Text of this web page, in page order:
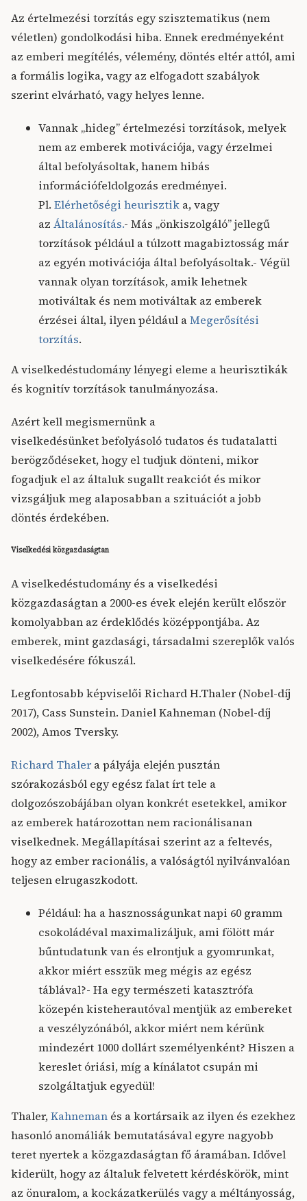
Az értelmezési torzítás egy szisztematikus (nem
véletlen) gondolkodási hiba. Ennek eredményeként
az emberi megítélés, vélemény, döntés eltér attól, ami
a formális logika, vagy az elfogadott szabályok
szerint elvárható, vagy helyes lenne.
Vannak „hideg” értelmezési torzítások, melyek
nem az emberek motivációja, vagy érzelmei
által befolyásoltak, hanem hibás
információfeldolgozás eredményei.
Pl. Elérhetőségi heurisztik a, vagy
az Általánosítás.- Más „önkiszolgáló” jellegű
torzítások például a túlzott magabiztosság már
az egyén motivációja által befolyásoltak.- Végül
vannak olyan torzítások, amik lehetnek
motiváltak és nem motiváltak az emberek
érzései által, ilyen például aMegerősítési
torzítás.
A viselkedéstudomány lényegi eleme a heurisztikák
és kognitív torzítások tanulmányozása.
Azért kell megismernünk a
viselkedésünket befolyásoló tudatos és tudatalatti
berögződéseket, hogy el tudjuk dönteni, mikor
fogadjuk el az általuk sugallt reakciót és mikor
vizsgáljuk meg alaposabban a szituációt a jobb
döntés érdekében.
Viselkedési közgazdaságtan
A viselkedéstudomány és a viselkedési
közgazdaságtan a 2000-es évek elején került először
komolyabban az érdeklődés középpontjába. Az
emberek, mint gazdasági, társadalmi szereplők valós
viselkedésére fókuszál.
Legfontosabb képviselői Richard H.Thaler (Nobel-díj
2017), Cass Sunstein. Daniel Kahneman (Nobel-díj
2002), Amos Tversky.
Richard Thaler a pályája elején pusztán
szórakozásból egy egész falat írt tele a
dolgozószobájában olyan konkrét esetekkel, amikor
az emberek határozottan nem racionálisanan
viselkednek. Megállapításai szerint az a feltevés,
hogy az ember racionális, a valóságtól nyilvánvalóan
teljesen elrugaszkodott.
Például: ha a hasznosságunkat napi 60 gramm
csokoládéval maximalizáljuk, ami fölött már
bűntudatunk van és elrontjuk a gyomrunkat,
akkor miért esszük meg mégis az egész
táblával?- Ha egy természeti katasztrófa
közepén kisteherautóval mentjük az embereket
a veszélyzónából, akkor miért nem kérünk
mindezért 1000 dollárt személyenként? Hiszen a
kereslet óriási, míg a kínálatot csupán mi
szolgáltatjuk egyedül!
Thaler,Kahneman és a kortársaik az ilyen és ezekhez
hasonló anomáliák bemutatásával egyre nagyobb
teret nyertek a közgazdaságtan fő áramában. Idővel
kiderült, hogy az általuk felvetett kérdéskörök, mint
az önuralom, a kockázatkerülés vagy a méltányosság,